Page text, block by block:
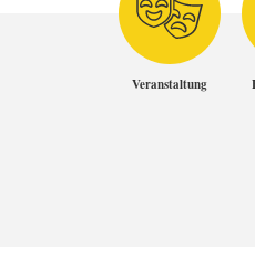
Veranstaltung